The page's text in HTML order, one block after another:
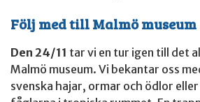
Följ med till Malmö museum
Den 24/11 tar vi en tur igen till det
Malmö museum. Vi bekantar oss
svenska hajar, ormar och ödlor